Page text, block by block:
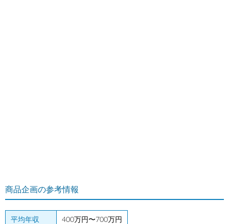
商品企画の参考情報
平均年収 400万円〜700万円